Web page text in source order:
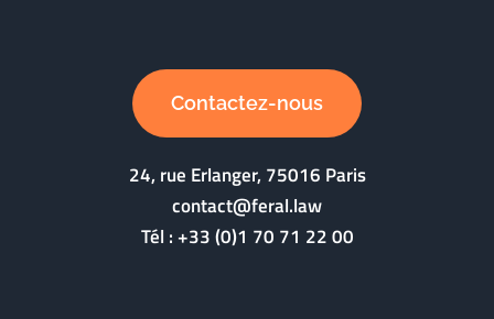
Contactez-nous
24, rue Erlanger, 75016 Paris
contact@feral.law
Tél :+33 (0)1 70 71 22 00